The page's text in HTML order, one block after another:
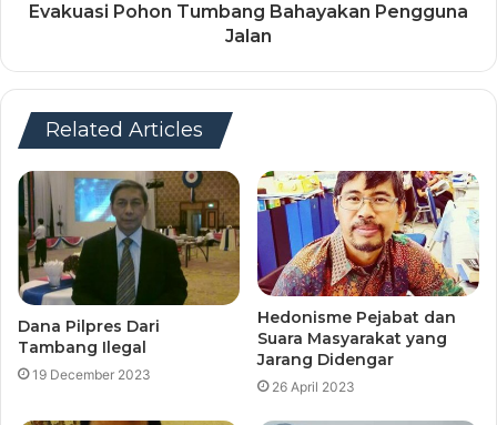
Evakuasi Pohon Tumbang Bahayakan Pengguna
Jalan
Related Articles
Dana Pilpres Dari
Tambang Ilegal
19 December 2023
Hedonisme Pejabat dan
Suara Masyarakat yang
Jarang Didengar
26 April 2023